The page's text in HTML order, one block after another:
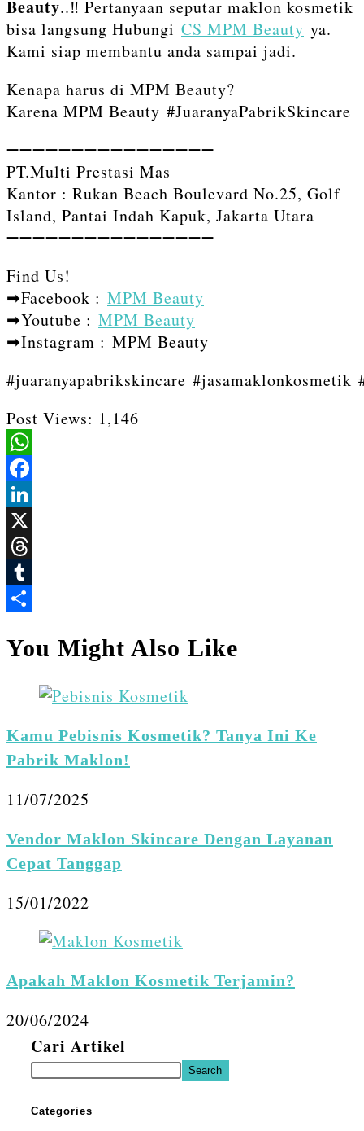
Beauty..‼️ Pertanyaan seputar maklon kosmetik
bisa langsung Hubungi CS MPM Beauty ya.
Kami siap membantu anda sampai jadi.
Kenapa harus di MPM Beauty?
Karena MPM Beauty #JuaranyaPabrikSkincare
➖➖➖➖➖➖➖➖➖➖➖➖➖➖➖➖⁣⁣
PT.Multi Prestasi Mas
Kantor : Rukan Beach Boulevard No.25, Golf
Island, Pantai Indah Kapuk, Jakarta Utara
➖➖➖➖➖➖➖➖➖➖➖➖➖➖➖➖⁣⁣⁣
Find Us!⁣⁣⁣
➡Facebook : MPM Beauty
➡Youtube : MPM Beauty
➡Instagram : MPM Beauty
#juaranyapabrikskincare
Post Views: 1,146
WhatsApp
Facebook
LinkedIn
X
Threads
Tumblr
You Might Also Like
Kamu Pebisnis Kosmetik? Tanya Ini Ke
Pabrik Maklon!
11/07/2025
Vendor Maklon Skincare Dengan Layanan
Cepat Tanggap
15/01/2022
Apakah Maklon Kosmetik Terjamin?
20/06/2024
Cari Artikel
Search
Categories